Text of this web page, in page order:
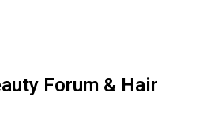
Forum & Hair